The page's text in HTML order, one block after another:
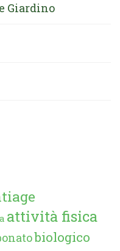
Giardino
attività fisica
biologico